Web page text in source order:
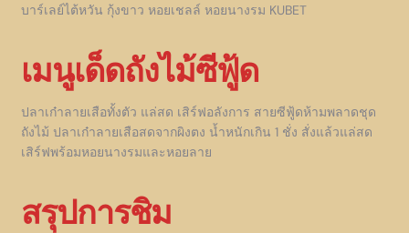
บาร์เลย์ไต้หวัน กุ้งขาว หอยเชลล์ หอยนางรม KUBET
เมนูเด็ดถังไม้ซีฟู้ด
ปลาเก๋าลายเสือทั้งตัว แล่สด เสิร์ฟอลังการ สายซีฟู้ดห้ามพลาดชุด
ถังไม้ ปลาเก๋าลายเสือสดจากผิงตง น้ำหนักเกิน 1 ชั่ง สั่งแล้วแล่สด
เสิร์ฟพร้อมหอยนางรมและหอยลาย
สรุปการชิม